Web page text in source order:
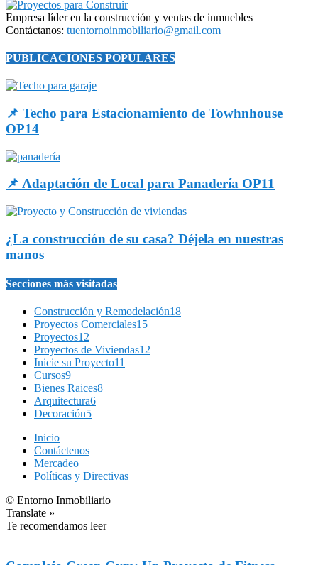
Empresa líder en la construcción y ventas de inmuebles
Contáctanos: tuentornoinmobiliario@gmail.com
PUBLICACIONES POPULARES
📌 Techo para Estacionamiento de Towhnhouse
OP14
📌 Adaptación de Local para Panadería OP11
¿La construcción de su casa? Déjela en nuestras
manos
Secciones más visitadas
Construcción y Remodelación18
Proyectos Comerciales15
Proyectos12
Proyectos de Viviendas12
Inicie su Proyecto11
Cursos9
Bienes Raices8
Arquitectura6
Decoración5
Inicio
Contáctenos
Mercadeo
Políticas y Directivas
© Entorno Inmobiliario
Translate »
Te recomendamos leer